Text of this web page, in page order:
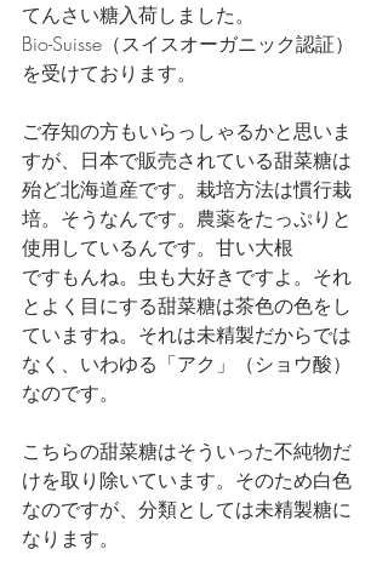
てんさい糖入荷しました。
Bio-Suisse（スイスオーガニック認証）
を受けております。
ご存知の方もいらっしゃるかと思いま
すが、日本で販売されている甜菜糖は
殆ど北海道産です。栽培方法は慣行栽
培。そうなんです。農薬をたっぷりと
使用しているんです。甘い大根
ですもんね。虫も大好きですよ。それ
とよく目にする甜菜糖は茶色の色をし
ていますね。それは未精製だからでは
なく、いわゆる「アク」（ショウ酸）
なのです。
こちらの甜菜糖はそういった不純物だ
けを取り除いています。そのため白色
なのですが、分類としては未精製糖に
なります。